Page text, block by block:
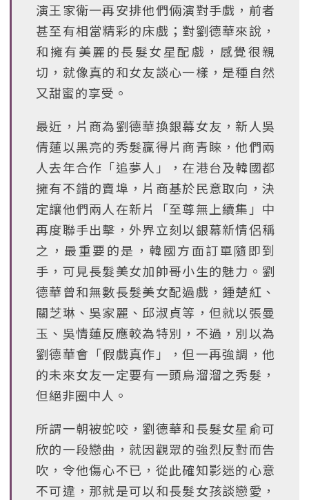
演王家衛一再安排他們倆演對手戲，前者
甚至有相當精彩的床戲；對劉德華來說，
和擁有美麗的長髮女星配戲，感覺很親
切，就像真的和女友談心一樣，是種自然
又甜蜜的享受。
最近，片商為劉德華換銀幕女友，新人吳
倩蓮以黑亮的秀髮贏得片商青睞，他們兩
人去年合作「追夢人」，在港台及韓國都
擁有不錯的賣埠，片商基於民意取向，決
定讓他們兩人在新片「至尊無上續集」中
再度聯手出擊，外界立刻以銀幕新情侶稱
之，最重要的是，韓國方面訂單隨即到
手，可見長髮美女加帥哥小生的魅力。劉
德華曾和無數長髮美女配過戲，鍾楚紅、
關芝琳、吳家麗、邱淑貞等，但就以張曼
玉、吳情蓮反應較為特別，不過，別以為
劉德華會「假戲真作」，但一再強調，他
的未來女友一定要有一頭烏溜溜之秀髮，
但絕非圈中人。
所謂一朝被蛇咬，劉德華和長髮女星俞可
欣的一段戀曲，就因觀眾的強烈反對而告
吹，令他傷心不已，從此確知影迷的心意
不可違，那就是可以和長髮女孩談戀愛，